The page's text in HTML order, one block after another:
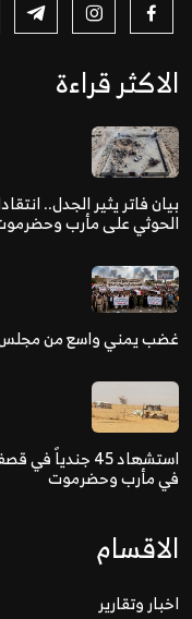
الاكثر قراءة
بيان فاتر يثير الجدل..
الحوثي على مأرب
غضب يمني واسع من مجلس
استشهاد 45
في مأرب وحضرموت
الاقسام
اخبار وتقارير